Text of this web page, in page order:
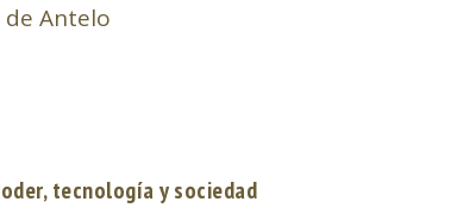
de Antelo
tecnología y sociedad